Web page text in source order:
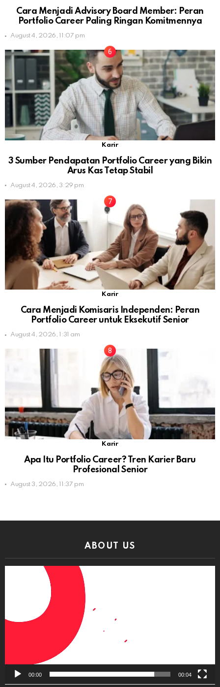
Cara Menjadi Advisory Board Member: Peran
Portfolio Career Paling Ringan Komitmennya
August 4, 2026, 11:07 pm
Karir
3 Sumber Pendapatan Portfolio Career yang Bikin
Arus Kas Tetap Stabil
August 4, 2026, 3:29 pm
Karir
Cara Menjadi Komisaris Independen: Peran
Portfolio Career untuk Eksekutif Senior
August 4, 2026, 1:31 am
Karir
Apa Itu Portfolio Career? Tren Karier Baru
Profesional Senior
August 3, 2026, 11:37 pm
ABOUT US
00:00 00:04